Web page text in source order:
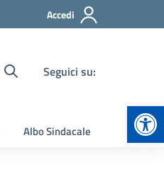
Accedi
Seguici su:
Albo Sindacale